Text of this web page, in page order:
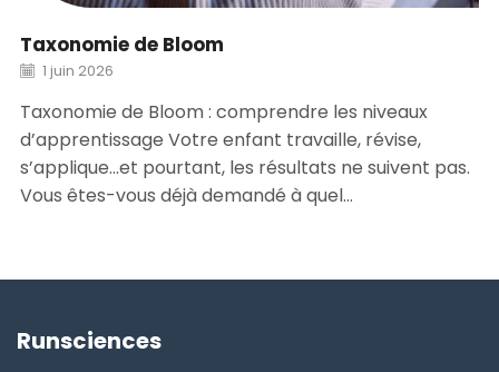
Taxonomie de Bloom
1 juin 2026
Taxonomie de Bloom : comprendre les niveaux
d’apprentissage Votre enfant travaille, révise,
s’applique…et pourtant, les résultats ne suivent pas.
Vous êtes-vous déjà demandé à quel...
Runsciences